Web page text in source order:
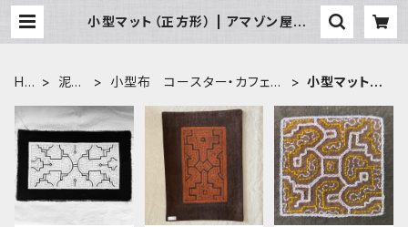
小型マット（正方形） | アマゾン屋 シ
HO
泥染
小型布 コースター・カフェマ
小型マット